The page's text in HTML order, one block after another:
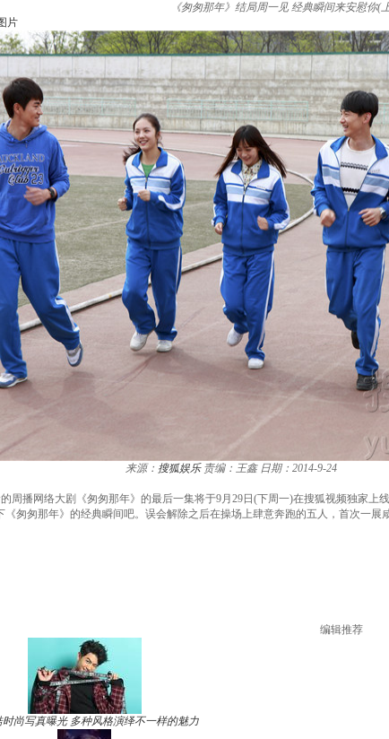
《匆匆那年》结局周一见 经典瞬间来安慰你(
片
来源： 搜狐娱乐 责编：王鑫 日期：2014-9-24
周播网络大剧《匆匆那年》的最后一集将于9月29日(下周一)在搜狐视频独家上
《匆匆那年》的经典瞬间吧。误会解除之后在操场上肆意奔跑的五人，首次一
编辑推荐
时尚写真曝光 多种风格演绎不一样的魅力